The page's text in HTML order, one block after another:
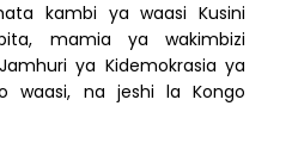
kambi ya waasi Kusini
mamia ya wakimbizi
ya Kidemokrasia ya
waasi, na jeshi la Kongo